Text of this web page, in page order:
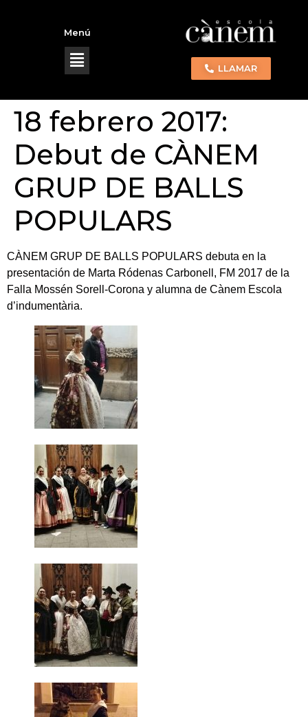
Menú
LLAMAR
18 febrero 2017:
Debut de CÀNEM
GRUP DE BALLS
POPULARS
CÀNEM GRUP DE BALLS POPULARS debuta en la
presentación de Marta Ródenas Carbonell, FM 2017 de la
Falla Mossén Sorell-Corona y alumna de Cànem Escola
d’indumentària.